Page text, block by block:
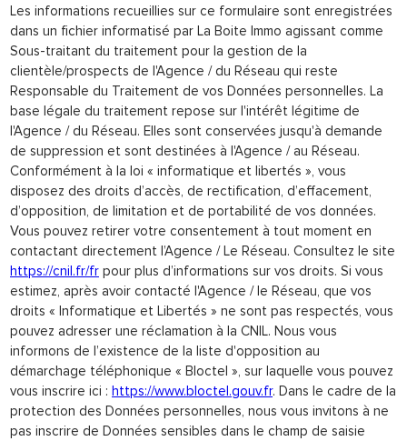
Les informations recueillies sur ce formulaire sont enregistrées
dans un fichier informatisé par La Boite Immo agissant comme
Sous-traitant du traitement pour la gestion de la
clientèle/prospects de l'Agence / du Réseau qui reste
Responsable du Traitement de vos Données personnelles. La
base légale du traitement repose sur l'intérêt légitime de
l'Agence / du Réseau. Elles sont conservées jusqu'à demande
de suppression et sont destinées à l'Agence / au Réseau.
Conformément à la loi « informatique et libertés », vous
disposez des droits d’accès, de rectification, d’effacement,
d’opposition, de limitation et de portabilité de vos données.
Vous pouvez retirer votre consentement à tout moment en
contactant directement l’Agence / Le Réseau. Consultez le site
https://cnil.fr/fr pour plus d’informations sur vos droits. Si vous
estimez, après avoir contacté l'Agence / le Réseau, que vos
droits « Informatique et Libertés » ne sont pas respectés, vous
pouvez adresser une réclamation à la CNIL. Nous vous
informons de l’existence de la liste d'opposition au
démarchage téléphonique « Bloctel », sur laquelle vous pouvez
vous inscrire ici : https://www.bloctel.gouv.fr. Dans le cadre de la
protection des Données personnelles, nous vous invitons à ne
pas inscrire de Données sensibles dans le champ de saisie